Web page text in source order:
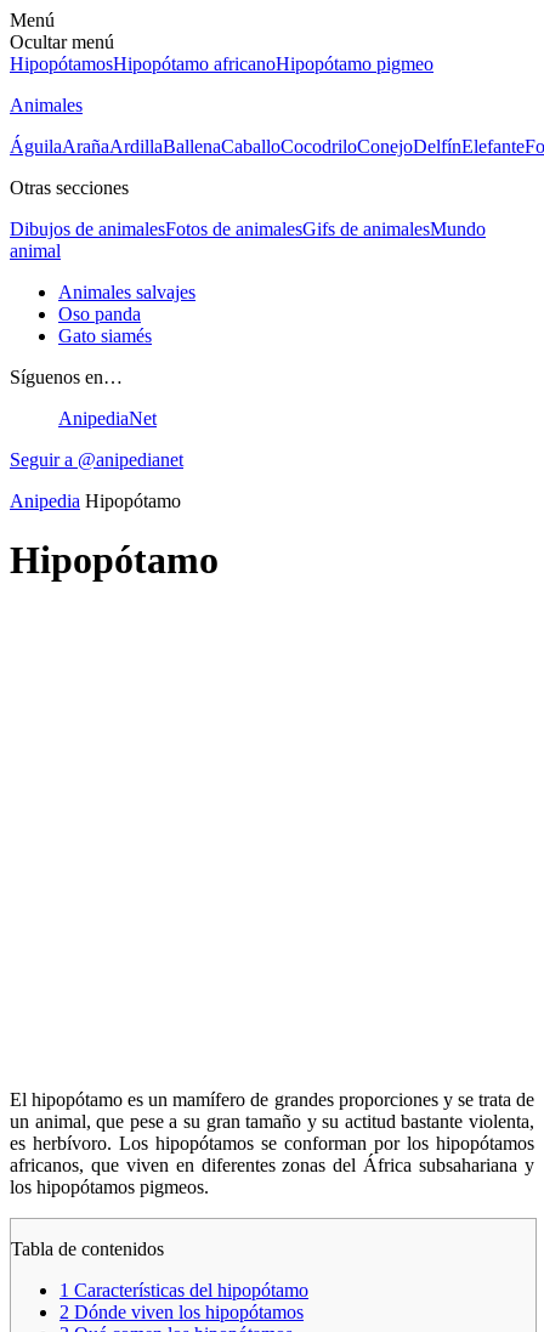
Menú
Ocultar menú
HipopótamosHipopótamo africanoHipopótamo pigmeo
Animales
ÁguilaArañaArdillaBallenaCaballoCocodriloConejoDelfínElefante
Otras secciones
Dibujos de animalesFotos de animalesGifs de animalesMundo
animal
Animales salvajes
Oso panda
Gato siamés
Síguenos en…
AnipediaNet
Seguir a @anipedianet
Anipedia Hipopótamo
Hipopótamo
El hipopótamo es un mamífero de grandes proporciones y se trata de
un animal, que pese a su gran tamaño y su actitud bastante violenta,
es herbívoro. Los hipopótamos se conforman por los hipopótamos
africanos, que viven en diferentes zonas del África subsahariana y
los hipopótamos pigmeos.
Tabla de contenidos
1 Características del hipopótamo
2 Dónde viven los hipopótamos